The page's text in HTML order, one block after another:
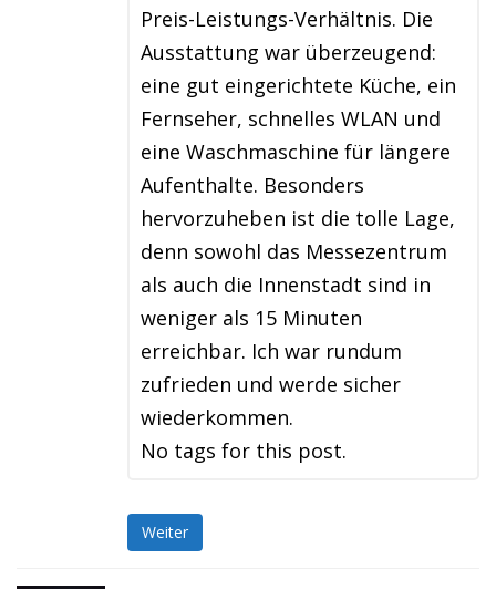
Preis-Leistungs-Verhältnis. Die
Ausstattung war überzeugend:
eine gut eingerichtete Küche, ein
Fernseher, schnelles WLAN und
eine Waschmaschine für längere
Aufenthalte. Besonders
hervorzuheben ist die tolle Lage,
denn sowohl das Messezentrum
als auch die Innenstadt sind in
weniger als 15 Minuten
erreichbar. Ich war rundum
zufrieden und werde sicher
wiederkommen.
No tags for this post.
Weiter